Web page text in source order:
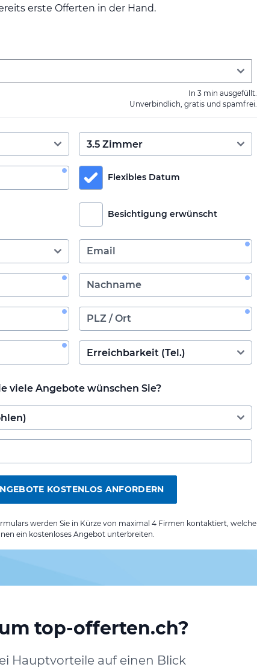
erste Offerten in der Hand.
In 3 min ausgefüllt.
Unverbindlich, gratis und spamfrei.
Flexibles Datum
Besichtigung erwünscht
viele Angebote wünschen Sie?
KOSTENLOS ANFORDERN
werden Sie in Kürze von maximal 4 Firmen kontaktiert, welche
ein kostenloses Angebot unterbreiten.
top-offerten.ch?
Hauptvorteile auf einen Blick